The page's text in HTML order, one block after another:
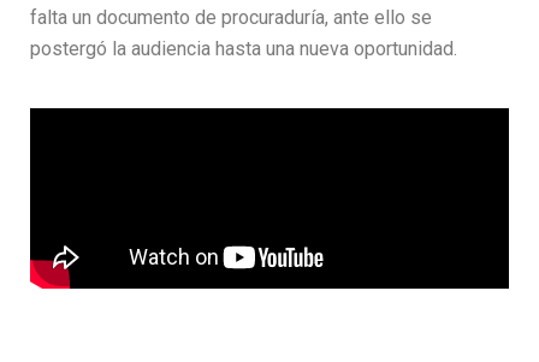
falta un documento de procuraduría, ante ello se
postergó la audiencia hasta una nueva oportunidad.